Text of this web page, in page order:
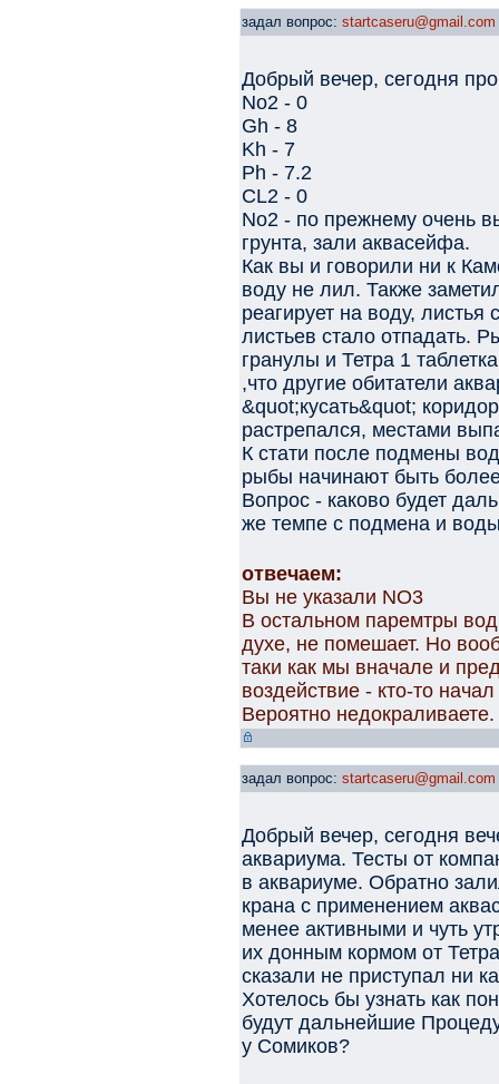
задал вопрос: startcaseru@gmail.com
Добрый вечер, сегодня
No2 - 0
Gh - 8
Kh - 7
Ph - 7.2
CL2 - 0
No2 - по прежнему очень
грунта, зали аквасейфа.
Как вы и говорили ни к
воду не лил. Также
реагирует на воду,
листьев стало отпадать.
гранулы и Тетра 1
,что другие обитатели
&quot;кусать&quot;
растрепался, местами
К стати после подмены
рыбы начинают быть
Вопрос - каково будет
же темпе с подмена и
отвечаем:
Вы не указали NO3
В остальном паремтры
духе, не помешает. Но
таки как мы вначале и
воздействие - кто-то
Вероятно недокраливаете.
задал вопрос: startcaseru@gmail.com
Добрый вечер, сегодня
аквариума. Тесты от
в аквариуме. Обратно
крана с применением
менее активными и чуть
их донным кормом от
сказали не приступал ни
Хотелось бы узнать как
будут дальнейшие
у Сомиков?